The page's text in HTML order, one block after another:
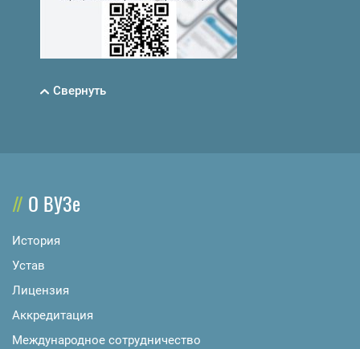
Свернуть
О ВУЗе
История
Устав
Лицензия
Аккредитация
Международное сотрудничество